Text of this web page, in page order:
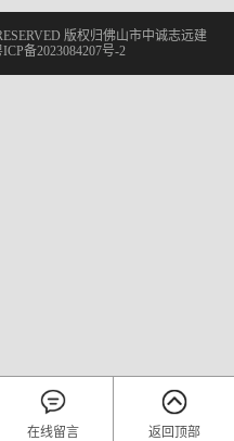
版权归佛山市中诚志远建
ICP备2023084207号-2
在线留言 返回顶部